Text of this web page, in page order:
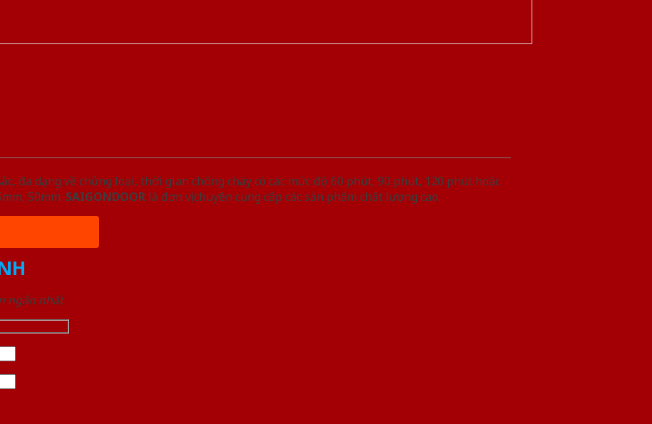
đa dạng về chủng loại, thời gian chống cháy có các mức độ 60 phút, 90 phút, 120 phút hoặc
50mm. SAIGONDOOR là đơn vị chuyên cung cấp các sản phẩm chất lượng cao.
ngắn nhất